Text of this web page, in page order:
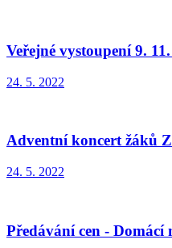
Veřejné vystoupení 9.
24. 5. 2022
Adventní koncert žáků
24. 5. 2022
Předávání cen - Domácí